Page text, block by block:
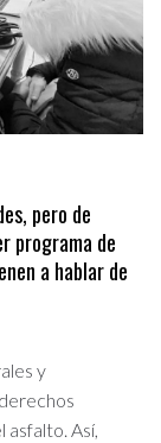
pero de
programa de
a hablar de
y
asfalto. Así,